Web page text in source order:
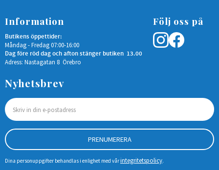
Information
Butikens öppettider:
Måndag - Fredag 07:00-16:00
Dag före röd dag och afton stänger butiken 13.00
Adress: Nastagatan 8 Örebro
Följ oss på
Nyhetsbrev
PRENUMERERA
Dina personuppgifter behandlas i enlighet med vårintegritetspolicy.